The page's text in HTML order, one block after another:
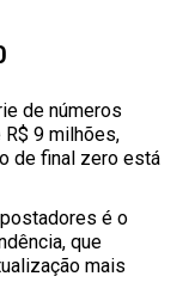
de números
9 milhões,
de final zero está
é o
que
mais